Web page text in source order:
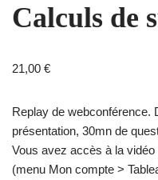
Calculs de
21,00 €
Replay de webconférence.
présentation, 30mn de
Vous avez accès à la
(menu Mon compte >